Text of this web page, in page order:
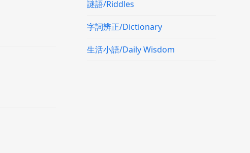
謎語/Riddles
字詞辨正/Dictionary
生活小語/Daily Wisdom